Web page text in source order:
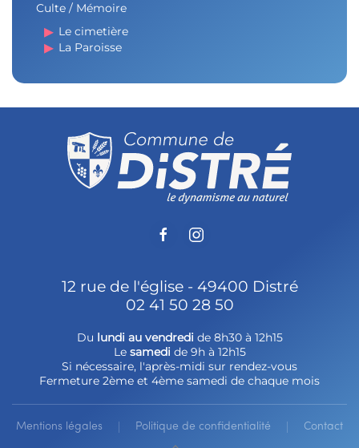
Culte / Mémoire
Le cimetière
La Paroisse
12 rue de l'église - 49400 Distré
02 41 50 28 50
Du lundi au vendredi de 8h30 à 12h15
Le samedi de 9h à 12h15
Si nécessaire, l'après-midi sur rendez-vous
Fermeture 2ème et 4ème samedi de chaque mois
Mentions légales Politique de confidentialité Contact